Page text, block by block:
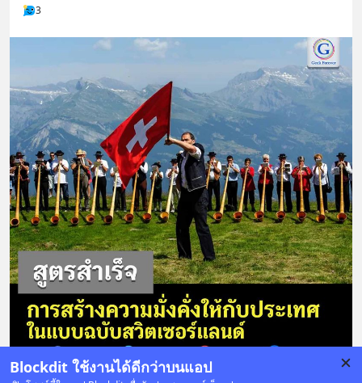
Blockdit ใช้งานได้ดีกว่าบนแอป
3